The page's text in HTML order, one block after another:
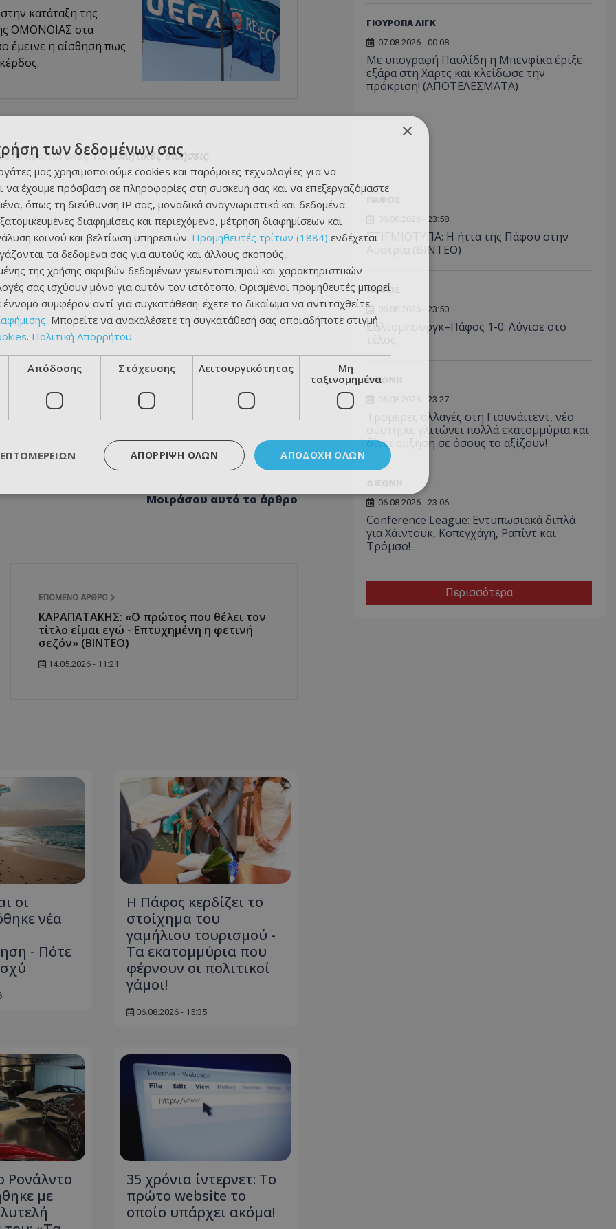
κατάταξη της
ΟΜΟΝΟΙΑΣ στα
έμεινε η αίσθηση πως
πρώτοι όλες τιςαθλητικές ειδήσεις
Μοιράσου αυτό το άρθρο
ΕΠΌΜΕΝΟ ΆΡΘΡΟ
ΚΑΡΑΠΑΤΑΚΗΣ: «Ο πρώτος που θέλει τον
τίτλο είμαι εγώ - Επτυχημένη η φετινή
σεζόν» (ΒΙΝΤΕΟ)
14.05.2026 - 11:21
οι
νέα
- Πότε
Η Πάφος κερδίζει το
στοίχημα του
γαμήλιου τουρισμού -
Τα εκατομμύρια που
φέρνουν οι πολιτικοί
γάμοι!
06.08.2026 - 15:35
Ρονάλντο
με
35 χρόνια ίντερνετ: Το
πρώτο website το
οποίο υπάρχει ακόμα!
ΓΙΟΥΡΟΠΑ ΛΙΓΚ
07.08.2026 - 00:08
Με υπογραφή Παυλίδη η Μπενφίκα έριξε
εξάρα στη Χαρτς και κλείδωσε την
πρόκριση! (ΑΠΟΤΕΛΕΣΜΑΤΑ)
06.08.2026 - 23:58
ΣΤΙΓΜΙΟΤΥΠΑ: Η ήττα της Πάφου στην
Αυστρία (ΒΙΝΤΕΟ)
ΠΑΦΟΣ
06.08.2026 - 23:50
Σάλτσμπουργκ–Πάφος 1-0: Λύγισε στο
ΔΙΕΘΝΗ
06.08.2026 - 23:27
Τρομερές αλλαγές στη Γιουνάιτεντ, νέο
σύστημα, γλιτώνει πολλά εκατομμύρια και
δίνει αύξηση σε όσους το αξίζουν!
06.08.2026 - 23:06
Conference League: Εντυπωσιακά διπλά
για Χάιντουκ, Κοπεγχάγη, Ραπίντ και
Τρόμσο!
Περισσότερα
×
των δεδομένων σας
μας χρησιμοποιούμε cookies και παρόμοιες τεχνολογίες για να
να έχουμε πρόσβαση σε πληροφορίες στη συσκευή σας και να επεξεργαζόμαστε
όπως τη διεύθυνση IP σας, μοναδικά αναγνωριστικά και δεδομένα
διαφημίσεις και περιεχόμενο, μέτρηση διαφημίσεων και
κοινού και βελτίωση υπηρεσιών. Προμηθευτές τρίτων (1884) ενδέχεται
τα δεδομένα σας για αυτούς και άλλους σκοπούς,
της χρήσης ακριβών δεδομένων γεωεντοπισμού και χαρακτηριστικών
σας ισχύουν μόνο για αυτόν τον ιστότοπο. Ορισμένοι προμηθευτές μπορεί
συμφέρον αντί για συγκατάθεση· έχετε το δικαίωμα να αντιταχθείτε
. Μπορείτε να ανακαλέσετε τη συγκατάθεσή σας οποιαδήποτε στιγμή
. Πολιτική Απορρήτου
Απόδοσης Στόχευσης Λειτουργικότητας
Μη
ταξινομημένα
ΑΠΟΔΟΧΉ ΌΛΩΝ
ΑΠΌΡΡΙΨΗ ΌΛΩΝ